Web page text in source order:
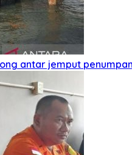
antar jemput